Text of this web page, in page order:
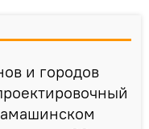
и городов